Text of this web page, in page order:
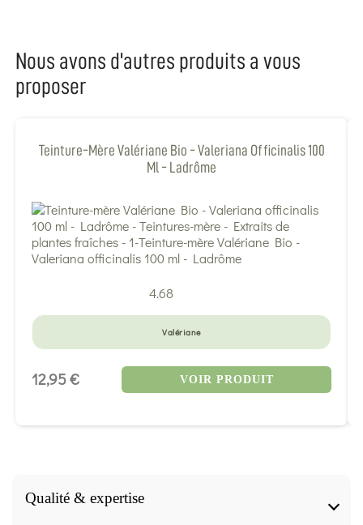
Qualité & expertise
Nous avons d'autres produits a vous
proposer
Teinture-Mère Valériane Bio - Valeriana Officinalis 100
Ml - Ladrôme
4.68
Valériane
12,95 € VOIR PRODUIT